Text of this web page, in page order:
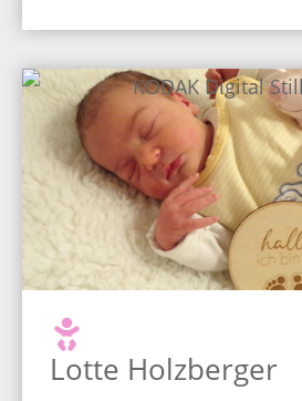
Lotte Holzberger